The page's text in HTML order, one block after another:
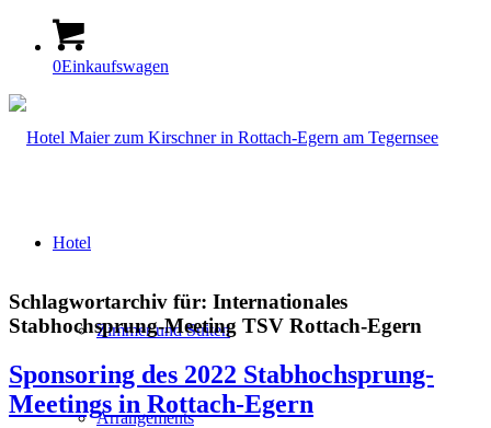
0Einkaufswagen
Hotel
Zimmer und Suiten
Arrangements
Schlagwortarchiv für: Internationales
Stabhochsprung-Meeting TSV Rottach-Egern
Sponsoring des 2022 Stabhochsprung-
Meetings in Rottach-Egern